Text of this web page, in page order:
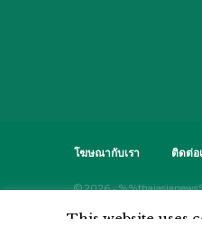
โฆษณากับเรา ติดต่อ
© 2026 -
This website uses